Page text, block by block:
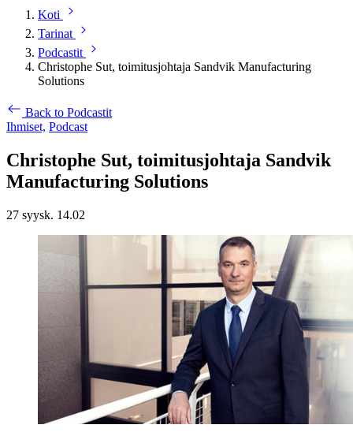
Koti
Tarinat
Podcastit
Christophe Sut, toimitusjohtaja Sandvik Manufacturing
Solutions
Back to Podcastit
Ihmiset, Podcast
Christophe Sut, toimitusjohtaja Sandvik
Manufacturing Solutions
27 syysk. 14.02